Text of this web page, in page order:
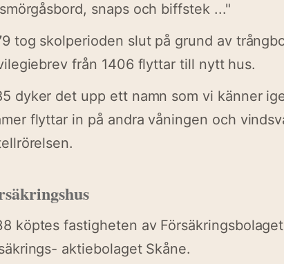
snaps och biffstek ..."
tog skolperioden slut på grund av
från 1406 flyttar till nytt hus.
dyker det upp ett namn som vi känner
flyttar in på andra våningen och
köptes fastigheten av
aktiebolaget Skåne.